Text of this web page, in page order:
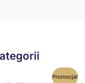
Promocja!
Ten